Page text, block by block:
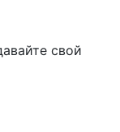
свой